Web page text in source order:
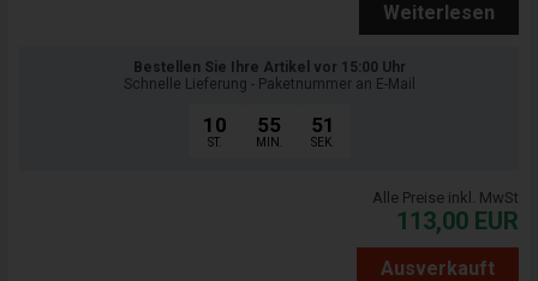
Weiterlesen
Bestellen Sie Ihre Artikel vor 15:00 Uhr
Schnelle Lieferung - Paketnummer an E-Mail
10
ST.
55
MIN.
50
SEK.
Alle Preise inkl. MwSt
113,00 EUR
Ausverkauft